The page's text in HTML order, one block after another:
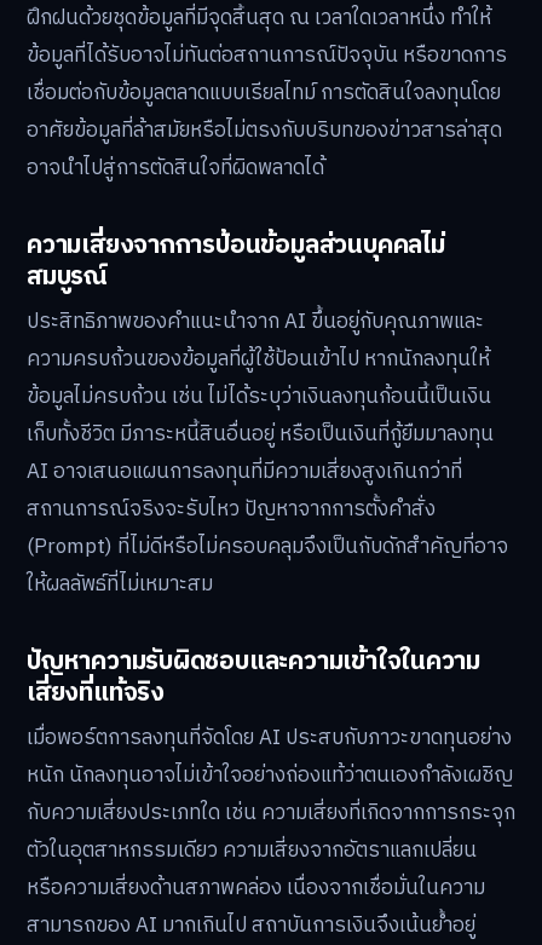
ฝึกฝนด้วยชุดข้อมูลที่มีจุดสิ้นสุด ณ เวลาใดเวลาหนึ่ง ทำให้
ข้อมูลที่ได้รับอาจไม่ทันต่อสถานการณ์ปัจจุบัน หรือขาดการ
เชื่อมต่อกับข้อมูลตลาดแบบเรียลไทม์ การตัดสินใจลงทุนโดย
อาศัยข้อมูลที่ล้าสมัยหรือไม่ตรงกับบริบทของข่าวสารล่าสุด
อาจนำไปสู่การตัดสินใจที่ผิดพลาดได้
ความเสี่ยงจากการป้อนข้อมูลส่วนบุคคลไม่
สมบูรณ์
ประสิทธิภาพของคำแนะนำจาก AI ขึ้นอยู่กับคุณภาพและ
ความครบถ้วนของข้อมูลที่ผู้ใช้ป้อนเข้าไป หากนักลงทุนให้
ข้อมูลไม่ครบถ้วน เช่น ไม่ได้ระบุว่าเงินลงทุนก้อนนี้เป็นเงิน
เก็บทั้งชีวิต มีภาระหนี้สินอื่นอยู่ หรือเป็นเงินที่กู้ยืมมาลงทุน
AI อาจเสนอแผนการลงทุนที่มีความเสี่ยงสูงเกินกว่าที่
สถานการณ์จริงจะรับไหว ปัญหาจากการตั้งคำสั่ง
(Prompt) ที่ไม่ดีหรือไม่ครอบคลุมจึงเป็นกับดักสำคัญที่อาจ
ให้ผลลัพธ์ที่ไม่เหมาะสม
ปัญหาความรับผิดชอบและความเข้าใจในความ
เสี่ยงที่แท้จริง
เมื่อพอร์ตการลงทุนที่จัดโดย AI ประสบกับภาวะขาดทุนอย่าง
หนัก นักลงทุนอาจไม่เข้าใจอย่างถ่องแท้ว่าตนเองกำลังเผชิญ
กับความเสี่ยงประเภทใด เช่น ความเสี่ยงที่เกิดจากการกระจุก
ตัวในอุตสาหกรรมเดียว ความเสี่ยงจากอัตราแลกเปลี่ยน
หรือความเสี่ยงด้านสภาพคล่อง เนื่องจากเชื่อมั่นในความ
สามารถของ AI มากเกินไป สถาบันการเงินจึงเน้นย้ำอยู่